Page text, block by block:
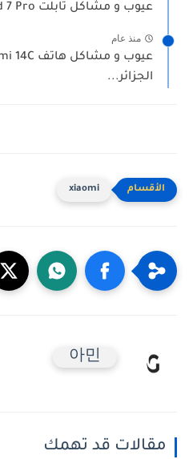
عيوب و مشاكل تابلت Xiaomi Pad 7 Pro مع الأسعار...
منذ عام
الجزائر...
xiaomi
아민
مقالات قد تهمك